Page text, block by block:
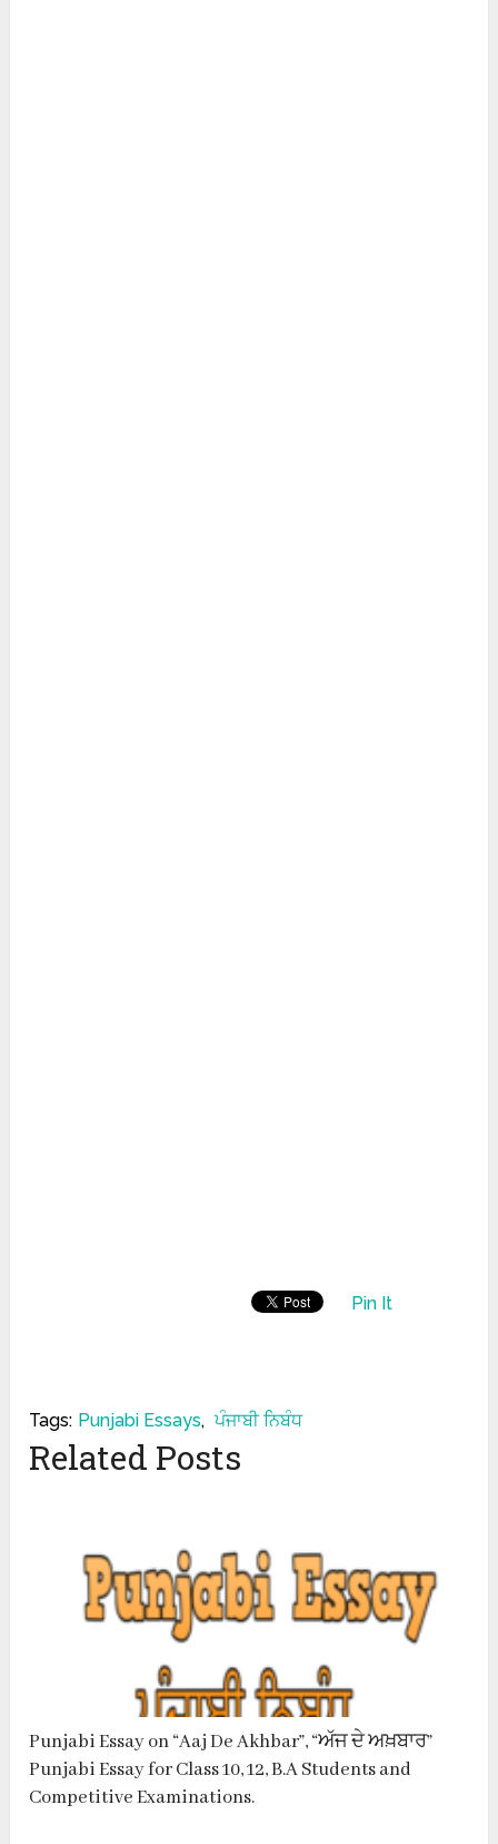
Pin It
Tags: Punjabi Essays, ਪੰਜਾਬੀ ਨਿਬੰਧ
Related Posts
Punjabi Essay on “Aaj De Akhbar”, “ਅੱਜ ਦੇ ਅਖ਼ਬਾਰ”
Punjabi Essay for Class 10, 12, B.A Students and
Competitive Examinations.